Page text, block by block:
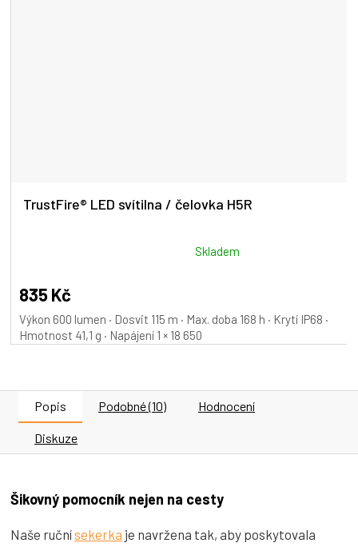
TrustFire® LED svítilna / čelovka H5R
produktu
je
5,0
z
Skladem
835 Kč
Výkon 600 lumen · Dosvit 115 m · Max. doba 168 h · Krytí IP68 ·
Hmotnost 41,1 g · Napájení 1 × 18 650
Popis Podobné (10) Hodnocení
Diskuze
Šikovný pomocník nejen na cesty
Naše ručnísekerka je navržena tak, aby poskytovala